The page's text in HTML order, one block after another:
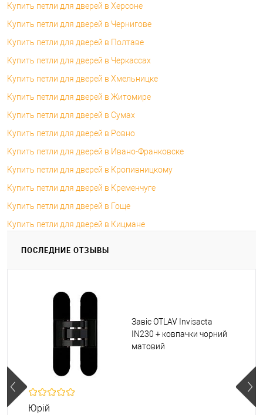
Купить петли для дверей в Херсоне
Купить петли для дверей в Чернигове
Купить петли для дверей в Полтаве
Купить петли для дверей в Черкассах
Купить петли для дверей в Хмельницке
Купить петли для дверей в Житомире
Купить петли для дверей в Сумах
Купить петли для дверей в Ровно
Купить петли для дверей в Ивано-Франковске
Купить петли для дверей в Кропивницкому
Купить петли для дверей в Кременчуге
Купить петли для дверей в Гоще
Купить петли для дверей в Кицмане
ПОСЛЕДНИЕ ОТЗЫВЫ
Завіс OTLAV Invisacta
IN230 + ковпачки чорний
матовий
Юрій